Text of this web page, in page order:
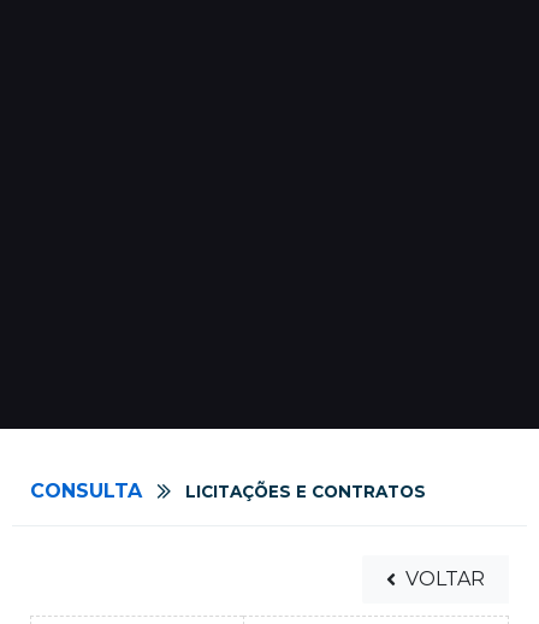
CONSULTA LICITAÇÕES E CONTRATOS
VOLTAR